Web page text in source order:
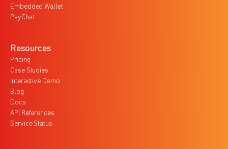
Embedded Wallet
PayChat
Resources
Pricing
Case Studies
Interactive Demo
Blog
Docs
API References
Service Status